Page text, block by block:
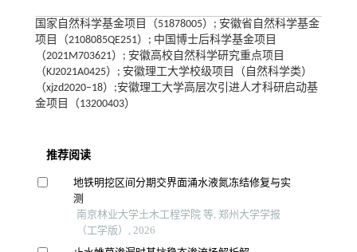
国家自然科学基金项目（51878005）; 安徽省自然科学基金
项目（2108085QE251）; 中国博士后科学基金项目
（2021M703621）; 安徽高校自然科学研究重点项目
（KJ2021A0425）; 安徽理工大学校级项目（自然科学类）
（xjzd2020–18）;安徽理工大学高层次引进人才科研启动基
金项目（13200403）